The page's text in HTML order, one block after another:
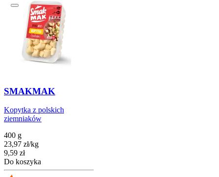
SMAKMAK
Kopytka z polskich
ziemniaków
400 g
23,97 zł/kg
Cena
9,59 zł
Do koszyka